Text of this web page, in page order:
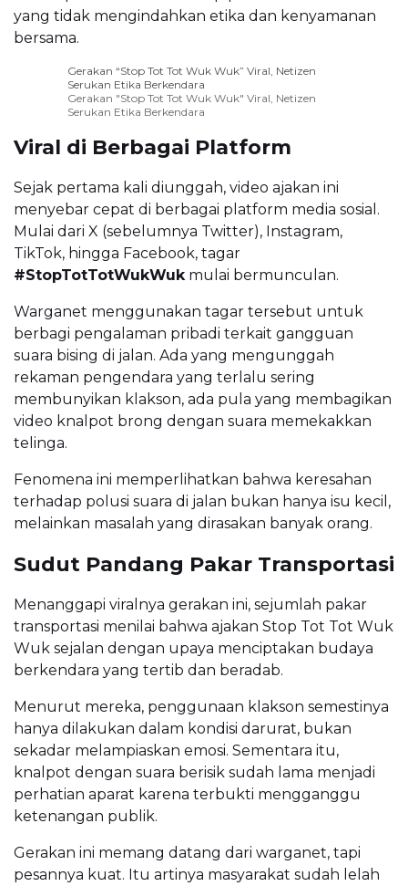
yang tidak mengindahkan etika dan kenyamanan
bersama.
Gerakan “Stop Tot Tot Wuk Wuk” Viral, Netizen
Serukan Etika Berkendara
Gerakan "Stop Tot Tot Wuk Wuk" Viral, Netizen
Serukan Etika Berkendara
Viral di Berbagai Platform
Sejak pertama kali diunggah, video ajakan ini
menyebar cepat di berbagai platform media sosial.
Mulai dari X (sebelumnya Twitter), Instagram,
TikTok, hingga Facebook, tagar
#StopTotTotWukWuk mulai bermunculan.
Warganet menggunakan tagar tersebut untuk
berbagi pengalaman pribadi terkait gangguan
suara bising di jalan. Ada yang mengunggah
rekaman pengendara yang terlalu sering
membunyikan klakson, ada pula yang membagikan
video knalpot brong dengan suara memekakkan
telinga.
Fenomena ini memperlihatkan bahwa keresahan
terhadap polusi suara di jalan bukan hanya isu kecil,
melainkan masalah yang dirasakan banyak orang.
Sudut Pandang Pakar Transportasi
Menanggapi viralnya gerakan ini, sejumlah pakar
transportasi menilai bahwa ajakan Stop Tot Tot Wuk
Wuk sejalan dengan upaya menciptakan budaya
berkendara yang tertib dan beradab.
Menurut mereka, penggunaan klakson semestinya
hanya dilakukan dalam kondisi darurat, bukan
sekadar melampiaskan emosi. Sementara itu,
knalpot dengan suara berisik sudah lama menjadi
perhatian aparat karena terbukti mengganggu
ketenangan publik.
Gerakan ini memang datang dari warganet, tapi
pesannya kuat. Itu artinya masyarakat sudah lelah